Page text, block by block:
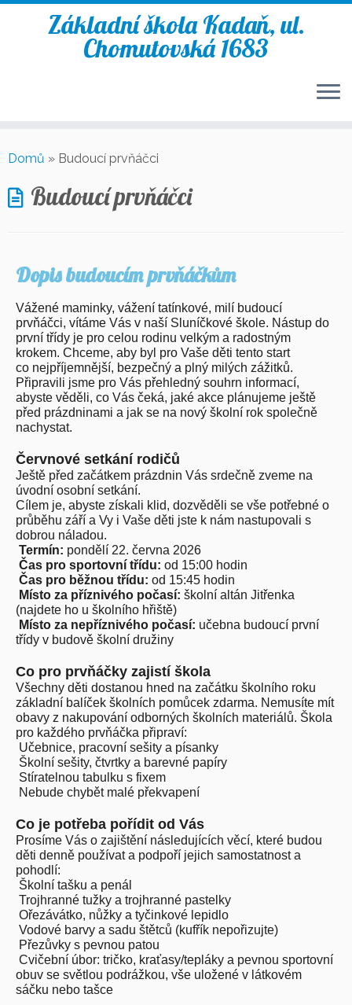
Základní škola Kadaň, ul.
Chomutovská 1683
Domů » Budoucí prvňáčci
Budoucí prvňáčci
Dopis budoucím prvňáčkům
Vážené maminky, vážení tatínkové, milí budoucí
prvňáčci, vítáme Vás v naší Sluníčkové škole. Nástup do
první třídy je pro celou rodinu velkým a radostným
krokem. Chceme, aby byl pro Vaše děti tento start
co nejpříjemnější, bezpečný a plný milých zážitků.
Připravili jsme pro Vás přehledný souhrn informací,
abyste věděli, co Vás čeká, jaké akce plánujeme ještě
před prázdninami a jak se na nový školní rok společně
nachystat.
Červnové setkání rodičů
Ještě před začátkem prázdnin Vás srdečně zveme na
úvodní osobní setkání.
Cílem je, abyste získali klid, dozvěděli se vše potřebné o
průběhu září a Vy i Vaše děti jste k nám nastupovali s
dobrou náladou.
Termín: pondělí 22. června 2026
Čas pro sportovní třídu: od 15:00 hodin
Čas pro běžnou třídu: od 15:45 hodin
Místo za příznivého počasí: školní altán Jitřenka
(najdete ho u školního hřiště)
Místo za nepříznivého počasí: učebna budoucí první
třídy v budově školní družiny
Co pro prvňáčky zajistí škola
Všechny děti dostanou hned na začátku školního roku
základní balíček školních pomůcek zdarma. Nemusíte mít
obavy z nakupování odborných školních materiálů. Škola
pro každého prvňáčka připraví:
Učebnice, pracovní sešity a písanky
Školní sešity, čtvrtky a barevné papíry
Stíratelnou tabulku s fixem
Nebude chybět malé překvapení
Co je potřeba pořídit od Vás
Prosíme Vás o zajištění následujících věcí, které budou
děti denně používat a podpoří jejich samostatnost a
pohodlí:
Školní tašku a penál
Trojhranné tužky a trojhranné pastelky
Ořezávátko, nůžky a tyčinkové lepidlo
Vodové barvy a sadu štětců (kufřík nepořizujte)
Přezůvky s pevnou patou
Cvičební úbor: tričko, kraťasy/tepláky a pevnou sportovní
obuv se světlou podrážkou, vše uložené v látkovém
sáčku nebo tašce